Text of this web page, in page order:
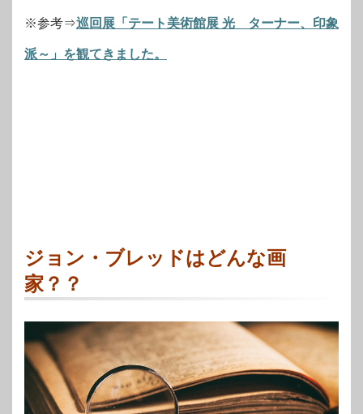
※参考⇒巡回展「テート美術館展 光 ターナー、印象
派～」を観てきました。
ジョン・ブレッドはどんな画
家？？